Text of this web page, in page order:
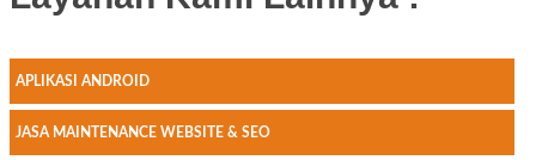
APLIKASI ANDROID
JASA MAINTENANCE WEBSITE & SEO